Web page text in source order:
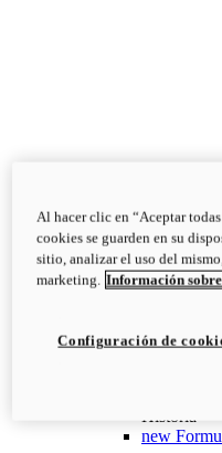
Historia
new
Al hacer clic en “Aceptar
cookies se guarden en su
sitio, analizar el uso del
marketing. Información
Configuración de